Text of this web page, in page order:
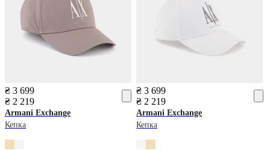
₴ 3 699
₴ 2 219
Armani Exchange
Кепка
₴ 3 699
₴ 2 219
Armani Exchange
Кепка